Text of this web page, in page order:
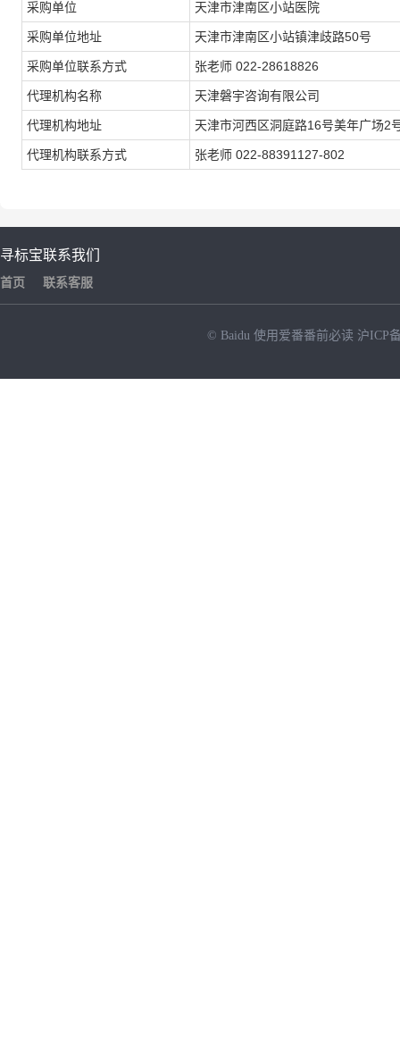
采购单位 天津市津南区小站医院
采购单位地址 天津市津南区小站镇津歧路50号
采购单位联系方式 张老师 022-28618826
代理机构名称 天津磐宇咨询有限公司
代理机构地址 天津市河西区洞庭路16号美年广场2
代理机构联系方式 张老师 022-88391127-802
寻标宝
首页
联系我们
联系客服
© Baidu 使用爱番番前必读 沪ICP